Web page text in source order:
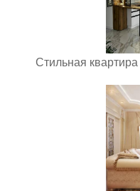
Стильная